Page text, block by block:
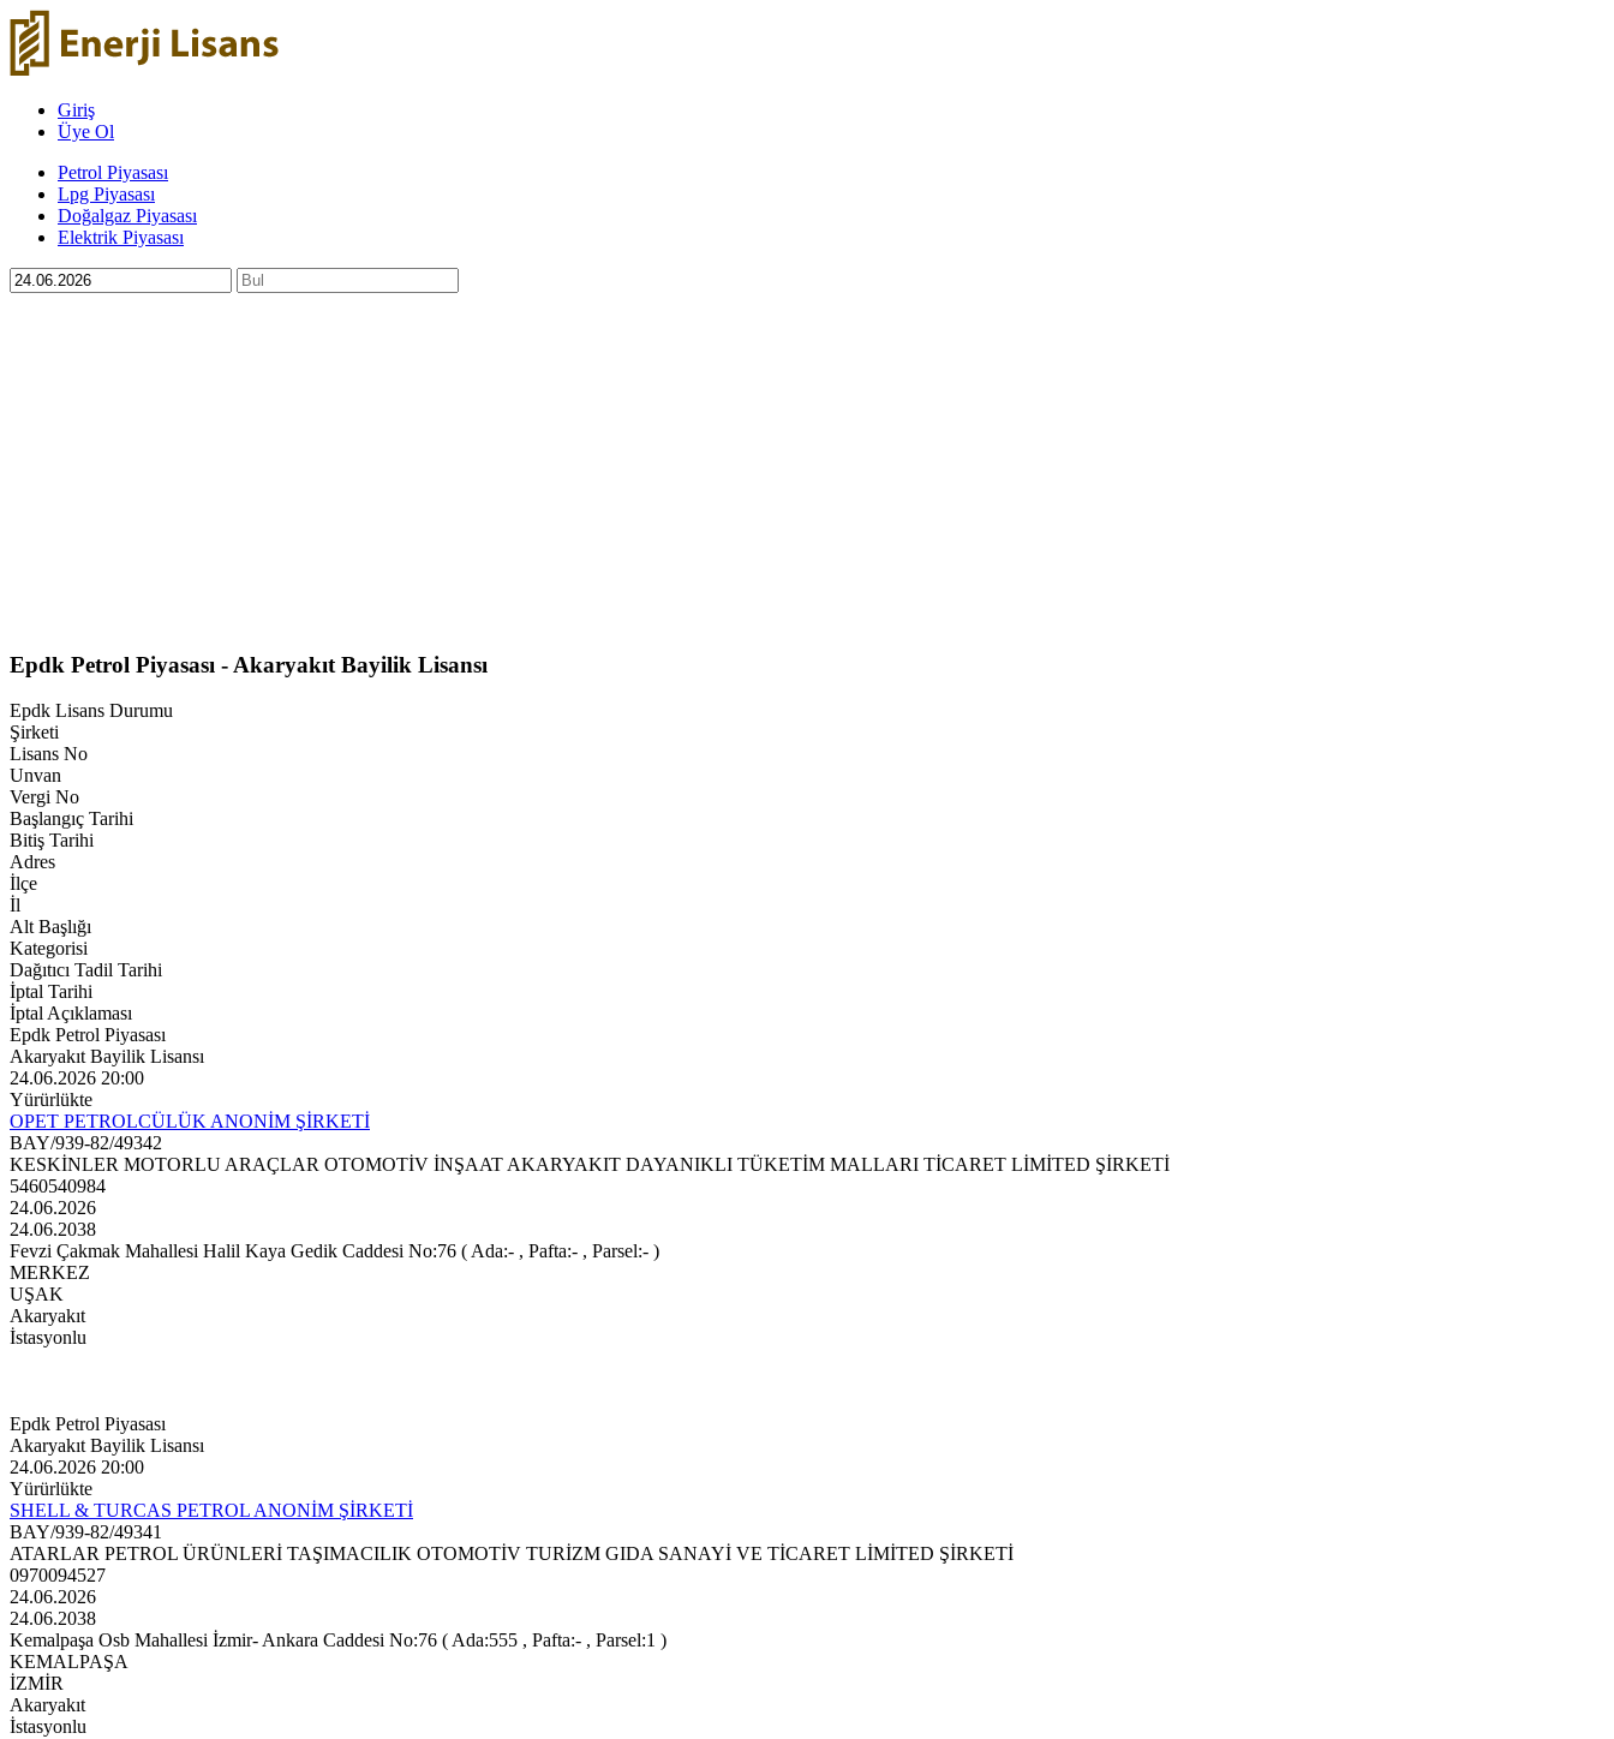
Giriş
Üye Ol
Petrol Piyasası
Lpg Piyasası
Doğalgaz Piyasası
Elektrik Piyasası
Epdk Petrol Piyasası - Akaryakıt Bayilik Lisansı
Epdk Lisans Durumu
Şirketi
Lisans No
Unvan
Vergi No
Başlangıç Tarihi
Bitiş Tarihi
Adres
İlçe
İl
Alt Başlığı
Kategorisi
Dağıtıcı Tadil Tarihi
İptal Tarihi
İptal Açıklaması
Epdk Petrol Piyasası
Akaryakıt Bayilik Lisansı
24.06.2026 20:00
Yürürlükte
OPET PETROLCÜLÜK ANONİM ŞİRKETİ
BAY/939-82/49342
KESKİNLER MOTORLU ARAÇLAR OTOMOTİV İNŞAAT AKARYAKIT DAYANIKLI TÜKETİM MALLARI TİCARET LİMİTED ŞİRKETİ
5460540984
24.06.2026
24.06.2038
Fevzi Çakmak Mahallesi Halil Kaya Gedik Caddesi No:76 ( Ada:- , Pafta:- , Parsel:- )
MERKEZ
UŞAK
Akaryakıt
İstasyonlu
Epdk Petrol Piyasası
Akaryakıt Bayilik Lisansı
24.06.2026 20:00
Yürürlükte
SHELL & TURCAS PETROL ANONİM ŞİRKETİ
BAY/939-82/49341
ATARLAR PETROL ÜRÜNLERİ TAŞIMACILIK OTOMOTİV TURİZM GIDA SANAYİ VE TİCARET LİMİTED ŞİRKETİ
0970094527
24.06.2026
24.06.2038
Kemalpaşa Osb Mahallesi İzmir- Ankara Caddesi No:76 ( Ada:555 , Pafta:- , Parsel:1 )
KEMALPAŞA
İZMİR
Akaryakıt
İstasyonlu